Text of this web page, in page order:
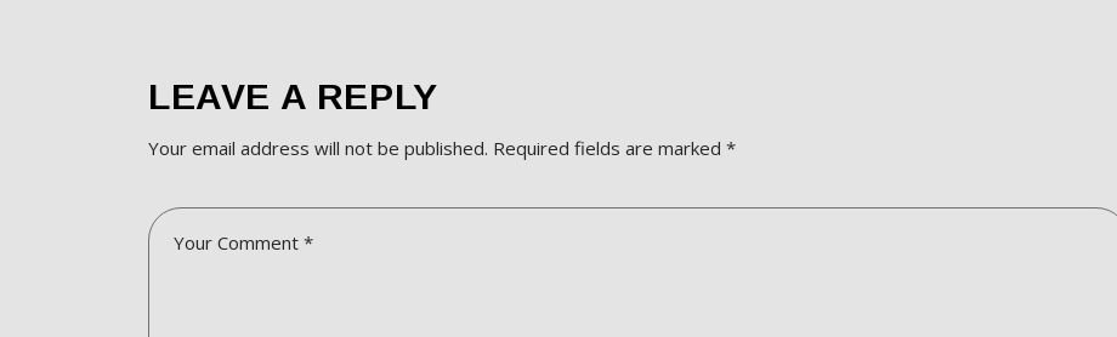
LEAVE A REPLY
Your email address will not be published. Required fields are marked *